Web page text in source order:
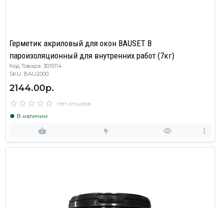
Герметик акриловый для окон BAUSET B
пароизоляционный для внутренних работ (7кг)
Код Товара: 3015114
SKU: BAU2000
2144.00р.
Нет отзывов
В наличии